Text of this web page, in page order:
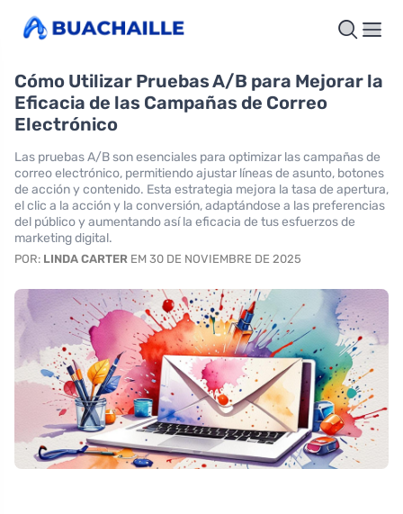
Cómo Utilizar Pruebas A/B para Mejorar la
Eficacia de las Campañas de Correo
Electrónico
Las pruebas A/B son esenciales para optimizar las campañas de
correo electrónico, permitiendo ajustar líneas de asunto, botones
de acción y contenido. Esta estrategia mejora la tasa de apertura,
el clic a la acción y la conversión, adaptándose a las preferencias
del público y aumentando así la eficacia de tus esfuerzos de
marketing digital.
POR: LINDA CARTER EM 30 DE NOVIEMBRE DE 2025